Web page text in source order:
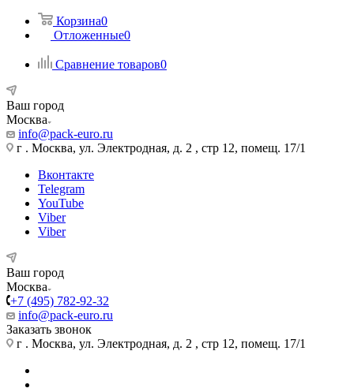
Корзина0
Отложенные0
Сравнение товаров0
Ваш город
Москва
info@pack-euro.ru
г . Москва, ул. Электродная, д. 2 , стр 12, помещ. 17/1
Вконтакте
Telegram
YouTube
Viber
Viber
Ваш город
Москва
+7 (495) 782-92-32
info@pack-euro.ru
Заказать звонок
г . Москва, ул. Электродная, д. 2 , стр 12, помещ. 17/1